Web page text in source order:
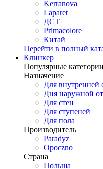
Kerranova
Laparet
ДСТ
Primacolore
Китай
Перейти в полный
Клинкер
Популярные
Назначение
Для внутренней
Дня наружной
Для стен
Для ступеней
Для пола
Производитель
Paradyz
Opoczno
Страна
Польша